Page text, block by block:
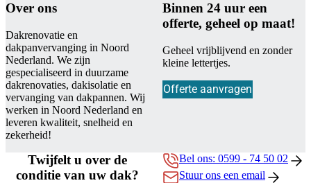
Over ons
Dakrenovatie en
dakpanvervanging in Noord
Nederland. We zijn
gespecialiseerd in duurzame
dakrenovaties, dakisolatie en
vervanging van dakpannen. Wij
werken in Noord Nederland en
leveren kwaliteit, snelheid en
zekerheid!
Binnen 24 uur een
offerte, geheel op maat!
Geheel vrijblijvend en zonder
kleine lettertjes.
Offerte aanvragen
Twijfelt u over de
conditie van uw dak?
Bel ons: 0599 - 74 50 02
Stuur ons een email